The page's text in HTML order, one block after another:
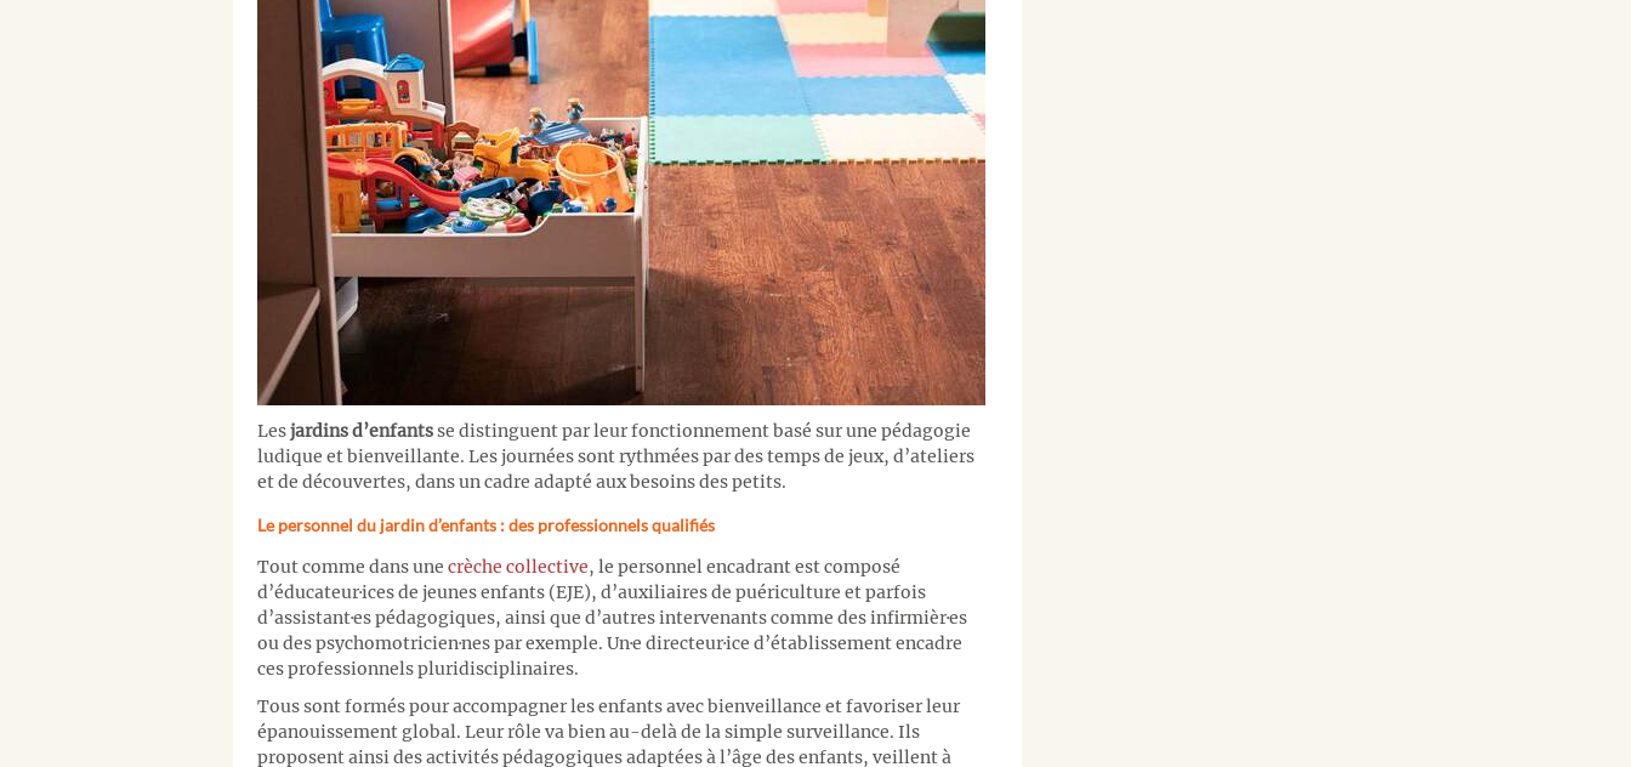
Lesjardins d’enfantsse distinguent par leur fonctionnement basé sur une pédagogie
ludique et bienveillante. Les journées sont rythmées par des temps de jeux, d’ateliers
et de découvertes, dans un cadre adapté aux besoins des petits.
Le personnel du jardin d’enfants : des professionnels qualifiés
Tout comme dans une crèche collective, le personnel encadrant est composé
d’éducateur·ices de jeunes enfants (EJE), d’auxiliaires de puériculture et parfois
d’assistant·es pédagogiques, ainsi que d’autres intervenants comme des infirmièr·es
ou des psychomotricien·nes par exemple. Un·e directeur·ice d’établissement encadre
ces professionnels pluridisciplinaires.
Tous sont formés pour accompagner les enfants avec bienveillance et favoriser leur
épanouissement global. Leur rôle va bien au-delà de la simple surveillance. Ils
proposent ainsi des activités pédagogiques adaptées à l’âge des enfants, veillent à